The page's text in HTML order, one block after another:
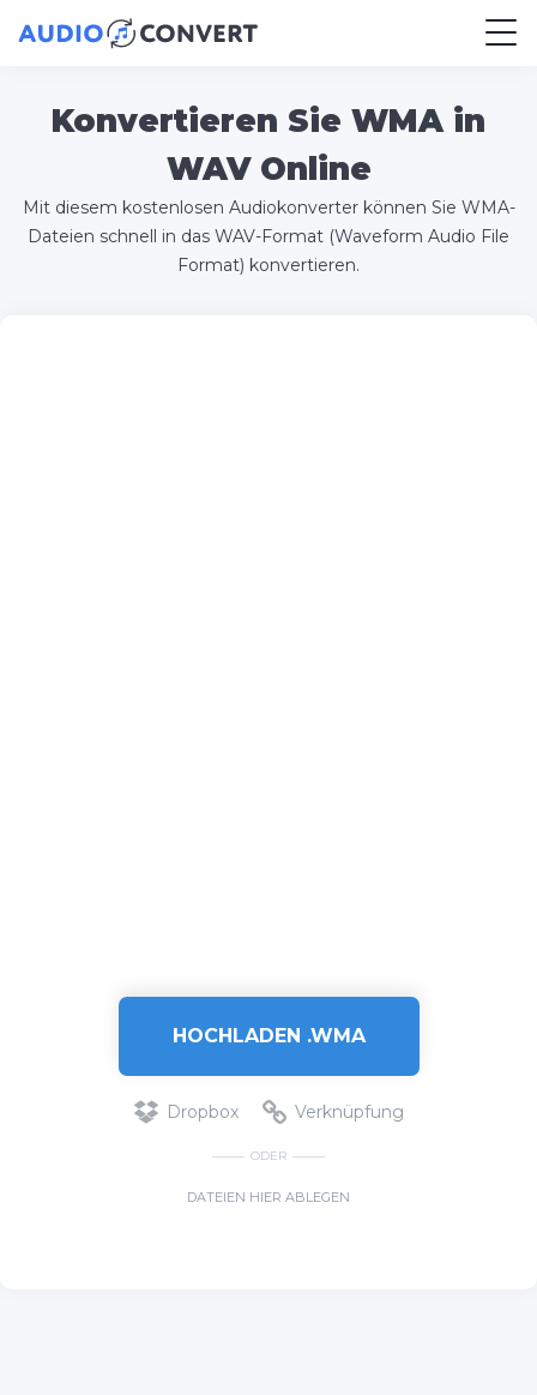
Konvertieren Sie WMA in
WAV Online
Mit diesem kostenlosen Audiokonverter können Sie WMA-
Dateien schnell in das WAV-Format (Waveform Audio File
Format) konvertieren.
HOCHLADEN .WMA
Dropbox Verknüpfung
ODER
DATEIEN HIER ABLEGEN